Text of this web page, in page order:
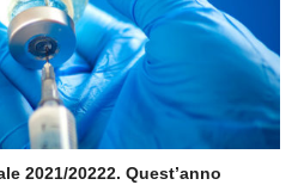
2021/20222. Quest’anno